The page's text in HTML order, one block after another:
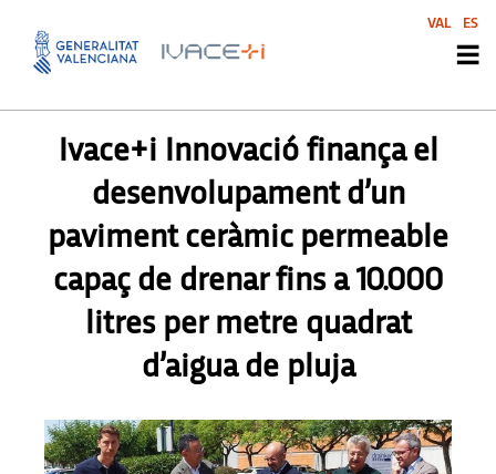
PREMSA , PREMSA
Ivace+i Innovació finança el
desenvolupament d’un
paviment ceràmic permeable
capaç de drenar fins a 10.000
litres per metre quadrat
d’aigua de pluja
VAL ES